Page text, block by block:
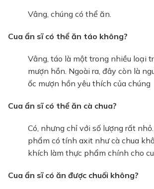
Vâng, chúng có thể ăn.
Cua ẩn sĩ có thể ăn táo không?
Vâng, táo là một trong nhiều loại
mượn hồn. Ngoài ra, đây còn là
ốc mượn hồn yêu thích của chúng
Cua ẩn sĩ có thể ăn cà chua?
Có, nhưng chỉ với số lượng rất
phẩm có tính axit như cà chua
khích làm thực phẩm chính cho
Cua ẩn sĩ có ăn được chuối không?